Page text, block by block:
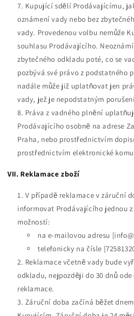
Kupující sdělí Prodávajícímu,
oznámení vady nebo bez
vady. Provedenou volbu nemůže
souhlasu Prodávajícího.
zbytečného odkladu poté, co se
pozbývá své právo z podstatného
nadále může již uplatňovat jen
vady, jež je nepodstatným
Práva z vadného plnění
Prodávajícího osobně na adrese
Praha, nebo prostřednictvím
prostřednictvím elektronické
VII. Reklamace zboží
V případě reklamace v záruční
informovat Prodávajícího jednou
možností:
na e-mailovou adresu [
telefonicky na čísle [
Reklamace včetně vady bude
odkladu, nejpozději do 30 dnů
reklamace.
Záruční doba začíná běžet